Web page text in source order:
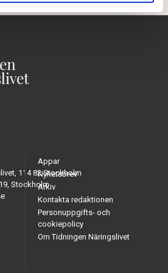
114 82 Stockholm
Stockholm
Appar
Nyhetsbrev
Arkiv
Kontakta redaktionen
Personuppgifts- och
cookiepolicy
Om Tidningen Näringslivet